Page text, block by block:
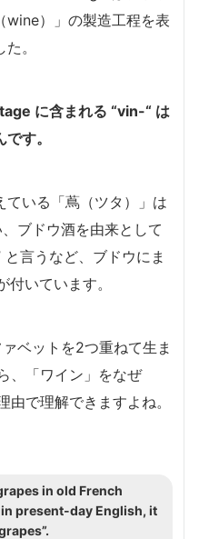
wine）」の製造工程を表
。
に含まれる “vin-“ は
す。
ている「蔦（ツタ）」は
ブドウ酒を由来として
と言うなど、ブドウにま
いています。
ベットを2つ重ねて生ま
、「ワイン」をなぜ
由で理解できますよね。
in old French
present-day English, it